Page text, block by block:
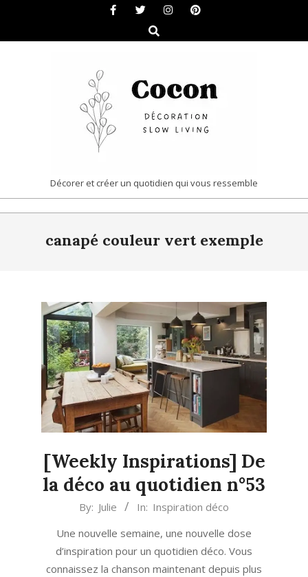
content
Search
COCON
|
DÉCORATION
LIVING
Décorer et créer un quotidien qui vous ressemble
Navigationcanapé couleur vert exemple
[Weekly Inspirations] De
la déco au quotidien n°53
By: Julie In: Inspiration déco
Une nouvelle semaine, une nouvelle dose
d’inspiration pour un quotidien déco. Vous
connaissez la chanson maintenant depuis plus